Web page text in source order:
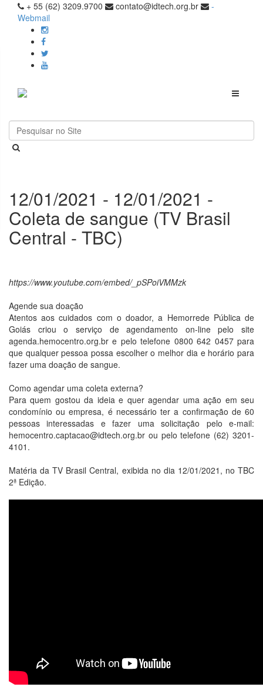
+ 55 (62) 3209.9700 contato@idtech.org.br
-
Webmail
Toggle
12/01/2021 - 12/01/2021 -
Coleta de sangue (TV Brasil
Central - TBC)
https://www.youtube.com/embed/_pSPoiVMMzk
Agende sua doação
Atentos aos cuidados com o doador, a Hemorrede Pública de
Goiás criou o serviço de agendamento on-line pelo site
agenda.hemocentro.org.br e pelo telefone 0800 642 0457 para
que qualquer pessoa possa escolher o melhor dia e horário para
fazer uma doação de sangue.
Como agendar uma coleta externa?
Para quem gostou da ideia e quer agendar uma ação em seu
condomínio ou empresa, é necessário ter a confirmação de 60
pessoas interessadas e fazer uma solicitação pelo e-mail:
hemocentro.captacao@idtech.org.br ou pelo telefone (62) 3201-
4101.
Matéria da TV Brasil Central, exibida no dia 12/01/2021, no TBC
2ª Edição.